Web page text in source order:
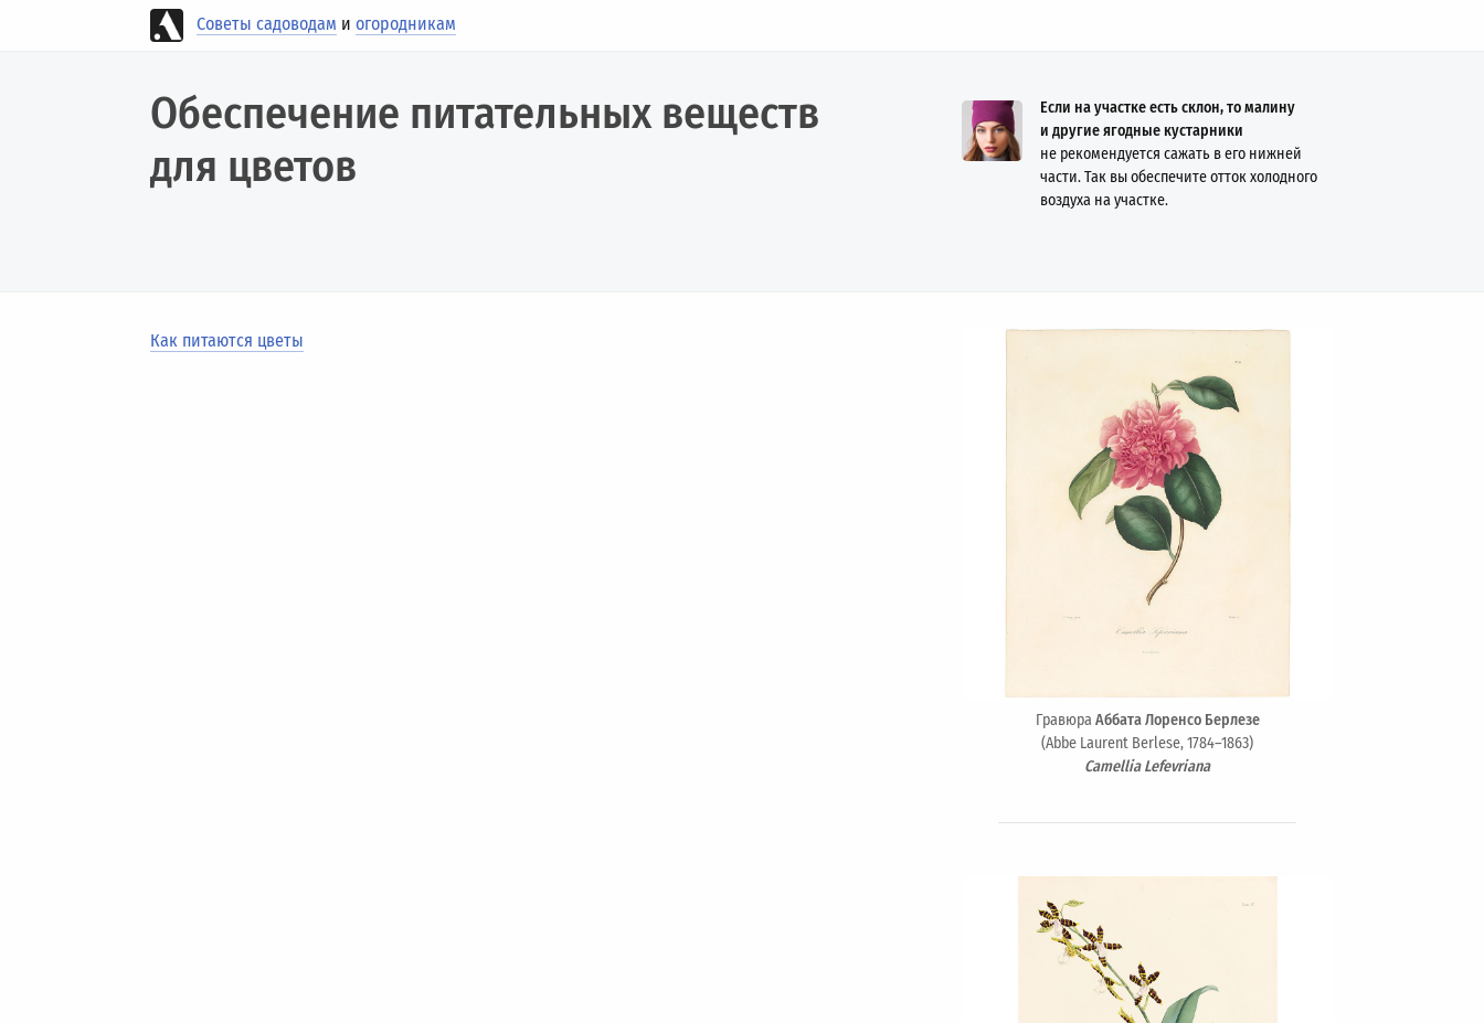
Советы садоводам иогородникам
Обеспечение питательных веществ
для цветов
Если на участке есть склон, то малину
и другие ягодные кустарники
не рекомендуется сажать в его нижней
части. Так вы обеспечите отток холодного
воздуха на участке.
Как питаются цветы
ГравюраАббата Лоренсо Берлезе
(Abbe Laurent Berlese, 1784–1863)
Camellia Lefevriana